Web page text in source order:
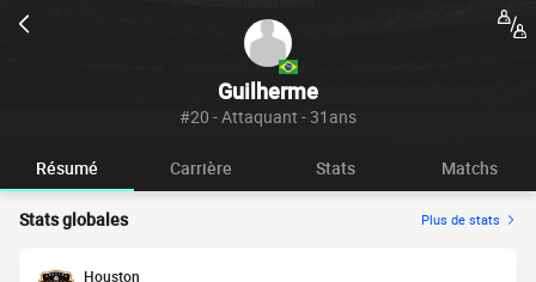
Guilherme
#20 - Attaquant - 31ans
Résumé Carrière Stats Matchs
Stats globales Plus de stats
Houston